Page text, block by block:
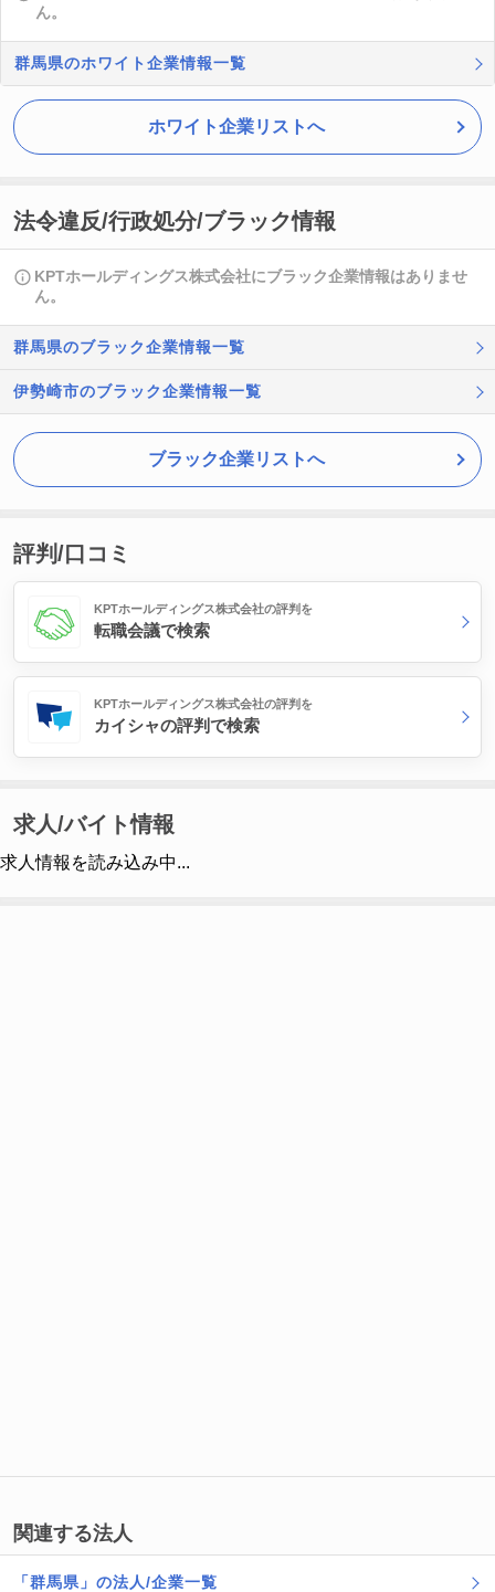
ん。
群馬県のホワイト企業情報一覧
ホワイト企業リストへ
法令違反/行政処分/ブラック情報
KPTホールディングス株式会社にブラック企業情報はありませ
ん。
群馬県のブラック企業情報一覧
伊勢崎市のブラック企業情報一覧
ブラック企業リストへ
評判/口コミ
KPTホールディングス株式会社の評判を
転職会議で検索
KPTホールディングス株式会社の評判を
カイシャの評判で検索
求人/バイト情報
求人情報を読み込み中...
関連する法人
「群馬県」の法人/企業一覧